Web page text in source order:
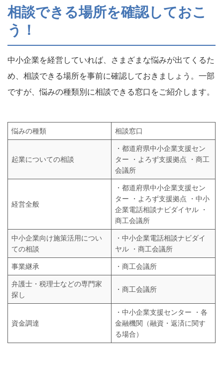
相談できる場所を確認しておこ
う！
中小企業を経営していれば、さまざまな悩みが出てくるた
め、相談できる場所を事前に確認しておきましょう。一部
ですが、悩みの種類別に相談できる窓口をご紹介します。
悩みの種類 相談窓口
起業についての相談
・都道府県中小企業支援セン
ター ・よろず支援拠点 ・商工
会議所
経営全般
・都道府県中小企業支援セン
ター ・よろず支援拠点 ・中小
企業電話相談ナビダイヤル ・
商工会議所
中小企業向け施策活用につい
ての相談
・中小企業電話相談ナビダイ
ヤル ・商工会議所
事業継承
・商工会議所
弁護士・税理士などの専門家
探し
・商工会議所
資金調達
・中小企業支援センター ・各
金融機関（融資・返済に関す
る場合）